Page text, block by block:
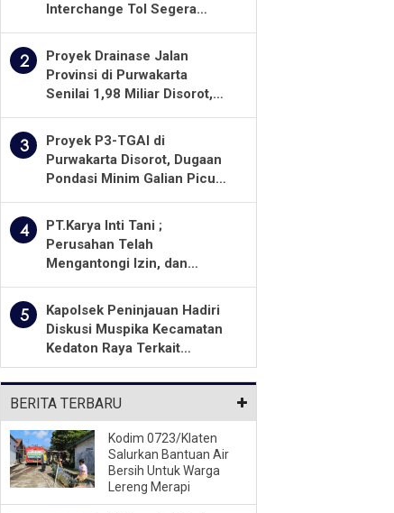
Interchange Tol Segera
2
Proyek Drainase Jalan
Provinsi di Purwakarta
Senilai 1,98 Miliar Disorot,
Pekerjaan Diawasi Ketat
3
Proyek P3-TGAI di
Purwakarta Disorot, Dugaan
Pondasi Minim Galian Picu
Pengawasan
4
PT.Karya Inti Tani ;
Perusahan Telah
Mengantongi Izin, dan
Aturan Yang Berlaku
5
Kapolsek Peninjauan Hadiri
Diskusi Muspika Kecamatan
Kedaton Raya Terkait
Sengketa Lahan Kelompok
Tani Dengan PT. GNS
BERITA TERBARU
Kodim 0723/Klaten
Salurkan Bantuan Air
Bersih Untuk Warga
Lereng Merapi